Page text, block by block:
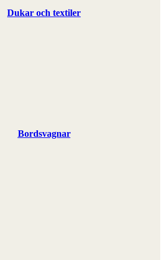
Dukar och textiler
Bordsvagnar